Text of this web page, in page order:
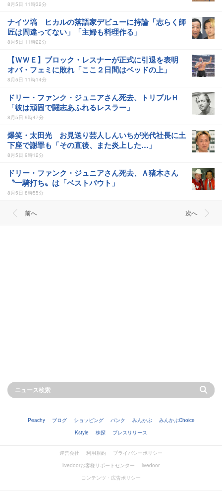
8月5日 11時32分
ナイツ塙 ヒカルの落語家デビューに持論「志らく師
匠は間違ってない」「主婦も料理作る」
8月5日 11時22分
【ＷＷＥ】ブロック・レスナーが正式に引退を表明
オバ・フェミに敗れ「ここ２日間はベッドの上」
8月5日 11時14分
ドリー・ファンク・ジュニアさん死去、トリプルＨ
「彼は頑固で闘志あふれるレスラー」
8月5日 9時47分
爆笑・太田光 お見送り芸人しんいちが光代社長に土
下座で謝罪も「その直後、また炎上した…」
8月5日 9時12分
ドリー・ファンク・ジュニアさん死去、Ａ猪木さん
〝一騎打ち〟は「ベストバウト」
8月5日 8時55分
前へ 次へ
Peachy ブログ ショッピング バンク みんかぶ
みんかぶChoice
Kstyle
株探 プレスリリース
運営会社 利用規約
プライバシーポリシー
livedoorお客様サポートセンター
livedoor
コンテンツ・広告ポリシー